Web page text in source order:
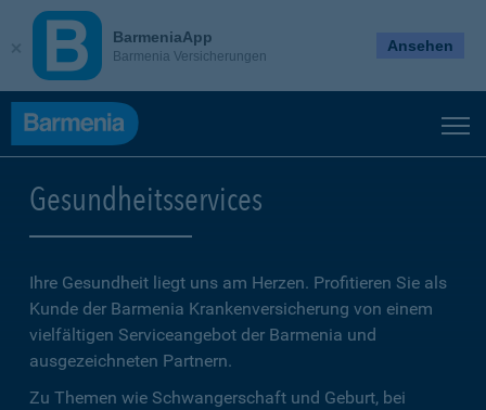
Gesundheitsservices
Ihre Gesundheit liegt uns am Herzen. Profitieren Sie als
Kunde der Barmenia Krankenversicherung von einem
vielfältigen Serviceangebot der Barmenia und
ausgezeichneten Partnern.
Zu Themen wie Schwangerschaft und Geburt, bei
BarmeniaApp
Barmenia Versicherungen
Ansehen